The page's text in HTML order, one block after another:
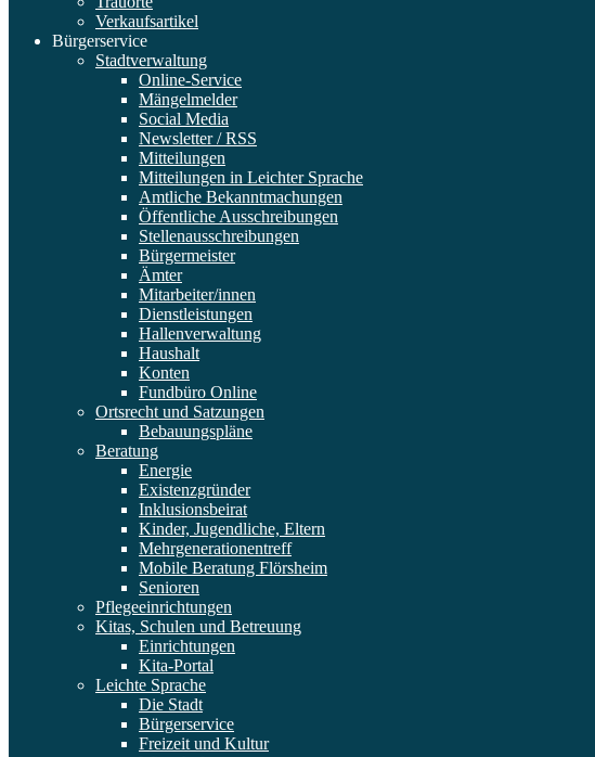
Verkaufsartikel
Bürgerservice
Stadtverwaltung
Online-Service
Mängelmelder
Social Media
Newsletter / RSS
Mitteilungen
Mitteilungen in Leichter Sprache
Amtliche Bekanntmachungen
Öffentliche Ausschreibungen
Stellenausschreibungen
Bürgermeister
Ämter
Mitarbeiter/innen
Dienstleistungen
Hallenverwaltung
Haushalt
Konten
Fundbüro Online
Ortsrecht und Satzungen
Bebauungspläne
Beratung
Energie
Existenzgründer
Inklusionsbeirat
Kinder, Jugendliche, Eltern
Mehrgenerationentreff
Mobile Beratung Flörsheim
Senioren
Pflegeeinrichtungen
Kitas, Schulen und Betreuung
Einrichtungen
Kita-Portal
Leichte Sprache
Die Stadt
Bürgerservice
Freizeit und Kultur